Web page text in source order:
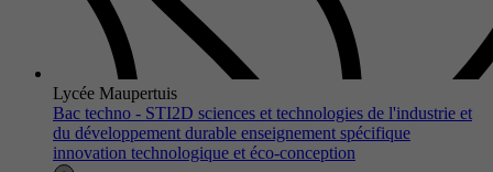
Lycée Maupertuis
Bac techno - STI2D sciences et technologies de l'industrie et
du développement durable enseignement spécifique
innovation technologique et éco-conception